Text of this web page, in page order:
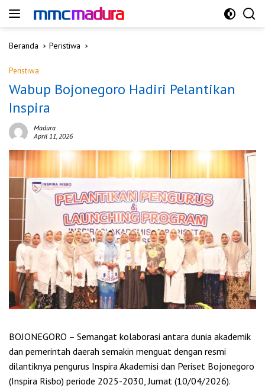
Beranda
Peristiwa
Peristiwa
Wabup Bojonegoro Hadiri Pelantikan
Inspira
Madura
April 11, 2026
BOJONEGORO – Semangat kolaborasi antara dunia akademik
dan pemerintah daerah semakin menguat dengan resmi
dilantiknya pengurus Inspira Akademisi dan Periset Bojonegoro
(Inspira Risbo) periode 2025-2030, Jumat (10/04/2026).